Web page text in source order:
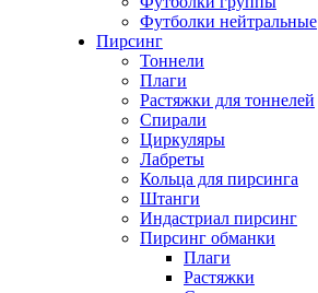
Футболки нейтральные
Пирсинг
Тоннели
Плаги
Растяжки для тоннелей
Спирали
Циркуляры
Лабреты
Кольца для пирсинга
Штанги
Индастриал пирсинг
Пирсинг обманки
Плаги
Растяжки